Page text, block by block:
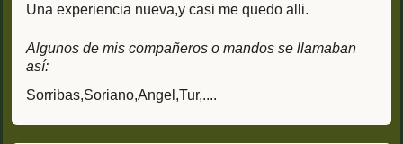
Una experiencia nueva,y casi me quedo alli.
Algunos de mis compañeros o mandos se llamaban
así:
Sorribas,Soriano,Angel,Tur,....